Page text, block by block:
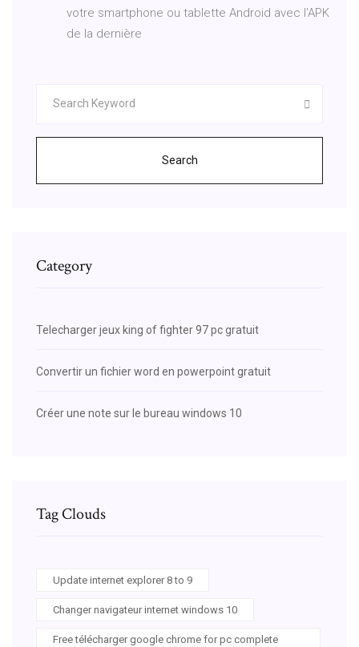
votre smartphone ou tablette Android avec l'APK
de la dernière
Search
Category
Telecharger jeux king of fighter 97 pc gratuit
Convertir un fichier word en powerpoint gratuit
Créer une note sur le bureau windows 10
Tag Clouds
Update internet explorer 8 to 9
Changer navigateur internet windows 10
Free télécharger google chrome for pc complete